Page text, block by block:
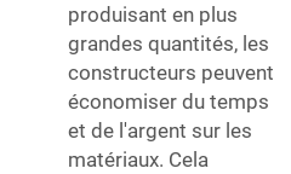
produisant en plus
grandes quantités, les
constructeurs peuvent
économiser du temps
et de l'argent sur les
matériaux. Cela